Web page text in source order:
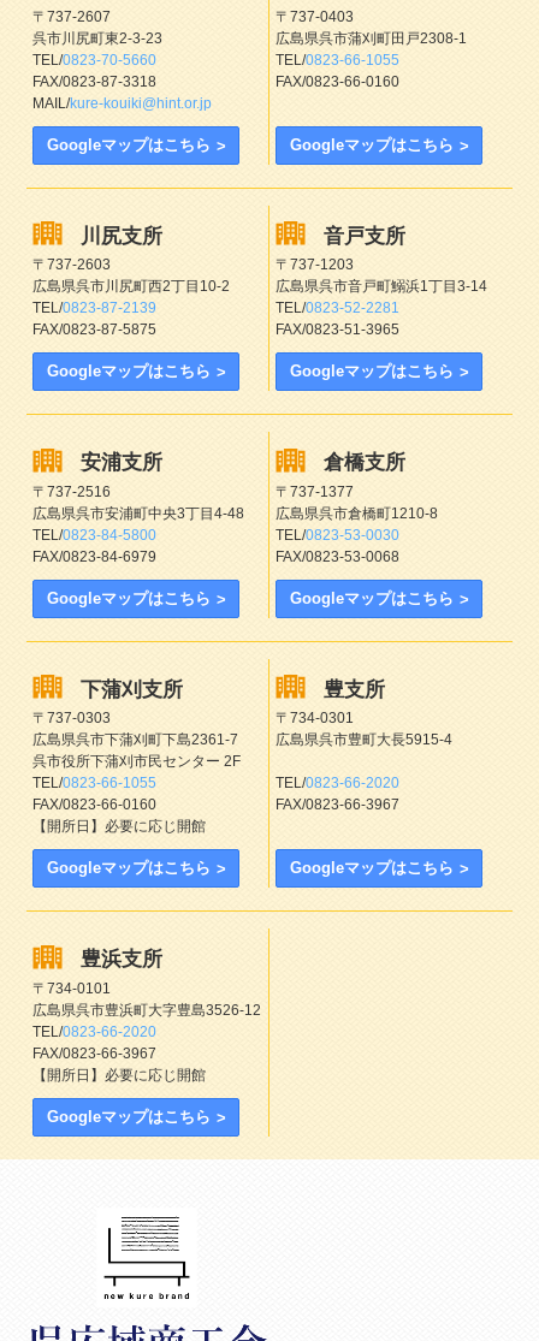
〒737-2607
呉市川尻町東2-3-23
TEL/0823-70-5660
FAX/0823-87-3318
MAIL/kure-kouiki@hint.or.jp
Googleマップはこちら
〒737-0403
広島県呉市蒲刈町田戸2308-1
TEL/0823-66-1055
FAX/0823-66-0160
Googleマップはこちら
川尻支所
〒737-2603
広島県呉市川尻町西2丁目10-2
TEL/0823-87-2139
FAX/0823-87-5875
Googleマップはこちら
音戸支所
〒737-1203
広島県呉市音戸町鰯浜1丁目3-14
TEL/0823-52-2281
FAX/0823-51-3965
Googleマップはこちら
安浦支所
〒737-2516
広島県呉市安浦町中央3丁目4-48
TEL/0823-84-5800
FAX/0823-84-6979
Googleマップはこちら
倉橋支所
〒737-1377
広島県呉市倉橋町1210-8
TEL/0823-53-0030
FAX/0823-53-0068
Googleマップはこちら
下蒲刈支所
〒737-0303
広島県呉市下蒲刈町下島2361-7
呉市役所下蒲刈市民センター 2F
TEL/0823-66-1055
FAX/0823-66-0160
【開所日】必要に応じ開館
Googleマップはこちら
豊支所
〒734-0301
広島県呉市豊町大長5915-4
TEL/0823-66-2020
FAX/0823-66-3967
Googleマップはこちら
豊浜支所
〒734-0101
広島県呉市豊浜町大字豊島3526-12
TEL/0823-66-2020
FAX/0823-66-3967
【開所日】必要に応じ開館
Googleマップはこちら